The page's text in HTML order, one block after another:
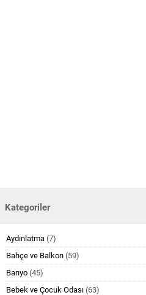
Kategoriler
Aydınlatma (7)
Bahçe ve Balkon (59)
Banyo (45)
Bebek ve Çocuk Odası (63)